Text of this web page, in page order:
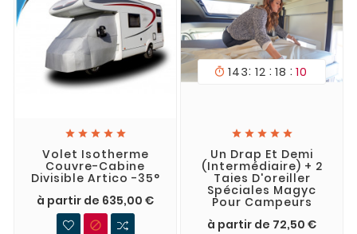
    
Volet Isotherme
Couvre-Cabine
Divisible Artico -35°
à partir de 635,00 €

 143: 12 : 18 : 08
    
Un Drap Et Demi
(intermédiaire) + 2
Taies D'oreiller
Spéciales Magyc
Pour Campeurs
à partir de 72,50 €